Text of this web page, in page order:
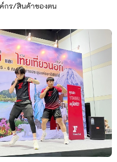
กร/สินค้าของตน